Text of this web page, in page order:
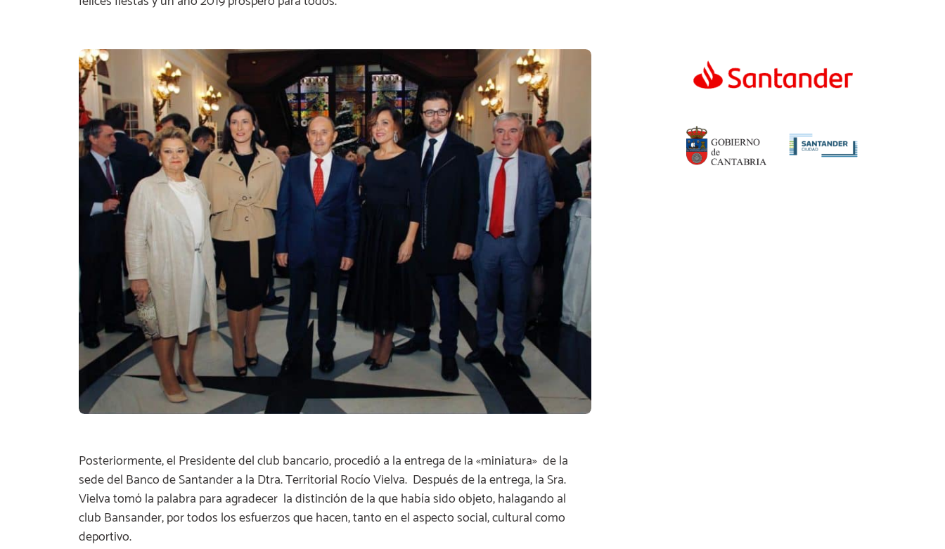
Posteriormente, el Presidente del club bancario, procedió a la entrega de la «miniatura» de la
sede del Banco de Santander a la Dtra. Territorial Rocío Vielva. Después de la entrega, la Sra.
Vielva tomó la palabra para agradecer la distinción de la que había sido objeto, halagando al
club Bansander, por todos los esfuerzos que hacen, tanto en el aspecto social, cultural como
deportivo.